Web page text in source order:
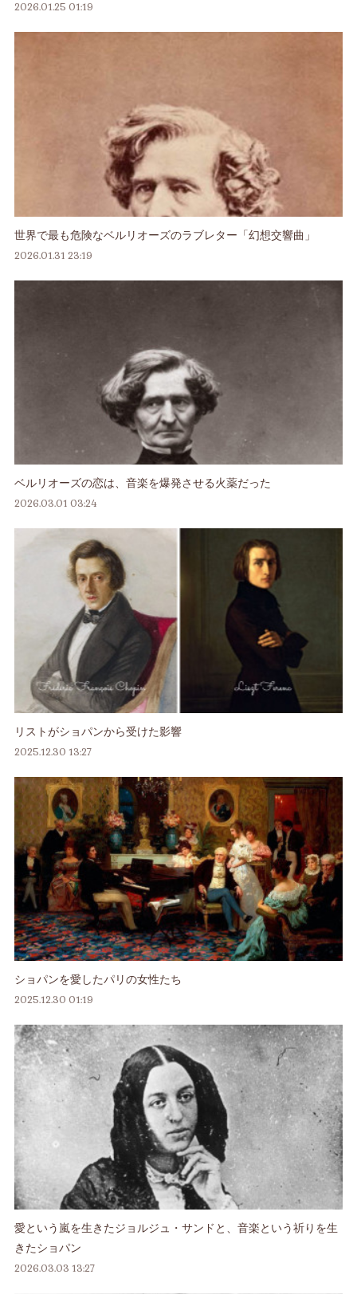
2026.01.25 01:19
世界で最も危険なベルリオーズのラブレター「幻想交響曲」
2026.01.31 23:19
ベルリオーズの恋は、音楽を爆発させる火薬だった
2026.03.01 03:24
リストがショパンから受けた影響
2025.12.30 13:27
ショパンを愛したパリの女性たち
2025.12.30 01:19
愛という嵐を生きたジョルジュ・サンドと、音楽という祈りを生
きたショパン
2026.03.03 13:27